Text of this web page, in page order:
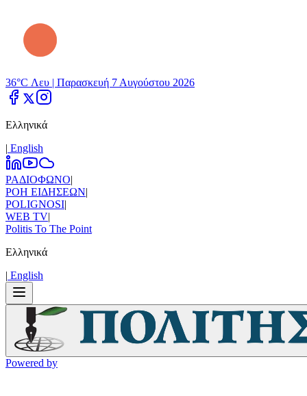
36°C Λευ | Παρασκευή 7 Αυγούστου 2026
Ελληνικά
| Εnglish
ΡΑΔΙΟΦΩΝΟ|
ΡΟΗ ΕΙΔΗΣΕΩΝ|
POLIGNOSI|
WEB TV|
Politis To The Point
Ελληνικά
| Εnglish
Powered by